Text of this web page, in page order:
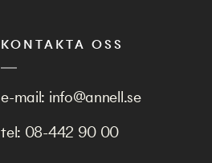
KONTAKTA OSS
e-mail: info@annell.se
tel: 08-442 90 00